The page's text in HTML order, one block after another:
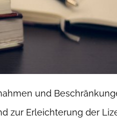
und
zur Erleichterung der